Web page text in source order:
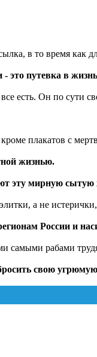
в то время
это путевка в
есть. Он по сути
плакатов с
жизнью.
эту мирную сытую
а не
России и
самыми рабами
свою